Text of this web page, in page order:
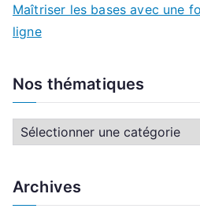
Maîtriser les bases avec une
ligne
Nos thématiques
N
o
tArchives